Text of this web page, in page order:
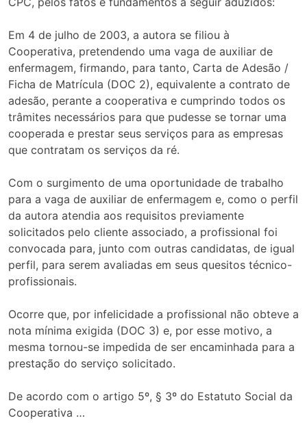
Em 4 de julho de 2003, a autora se filiou à
Cooperativa, pretendendo uma vaga de auxiliar de
enfermagem, firmando, para tanto, Carta de Adesão /
Ficha de Matrícula (DOC 2), equivalente a contrato de
adesão, perante a cooperativa e cumprindo todos os
trâmites necessários para que pudesse se tornar uma
cooperada e prestar seus serviços para as empresas
que contratam os serviços da ré.
Com o surgimento de uma oportunidade de trabalho
para a vaga de auxiliar de enfermagem e, como o perfil
da autora atendia aos requisitos previamente
solicitados pelo cliente associado, a profissional foi
convocada para, junto com outras candidatas, de igual
perfil, para serem avaliadas em seus quesitos técnico-
profissionais.
Ocorre que, por infelicidade a profissional não obteve a
nota mínima exigida (DOC 3) e, por esse motivo, a
mesma tornou-se impedida de ser encaminhada para a
prestação do serviço solicitado.
De acordo com o artigo 5º, § 3º do Estatuto Social da
Cooperativa …